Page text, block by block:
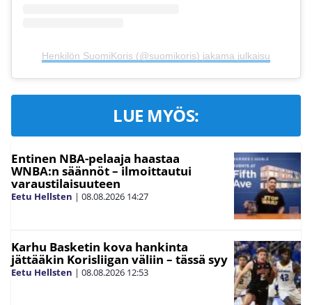
Henkilön SuomiKoris (@suomikoris) jakama julkaisu
LUE MYÖS:
Entinen NBA-pelaaja haastaa
WNBA:n säännöt – ilmoittautui
varaustilaisuuteen
Eetu Hellsten | 08.08.2026 14:27
Karhu Basketin kova hankinta
jättääkin Korisliigan väliin – tässä syy
Eetu Hellsten | 08.08.2026 12:53